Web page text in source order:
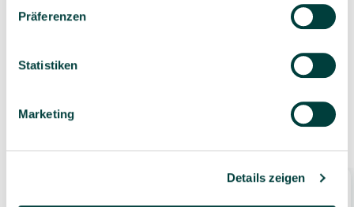
Präferenzen
Statistiken
Marketing
Details zeigen
Geprüfte Lieferkette
1-3 Werktage Lieferzeit
bei Versand aus dem